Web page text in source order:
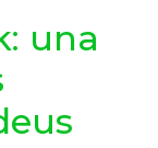
una